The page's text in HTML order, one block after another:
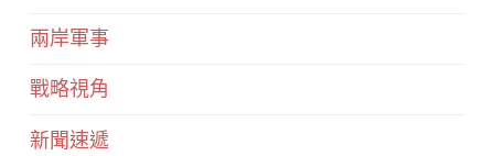
兩岸軍事
戰略視角
新聞速遞